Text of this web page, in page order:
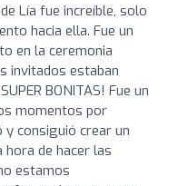
Lía fue increíble, solo
hacia ella. Fue un
en la ceremonia
invitados estaban
BONITAS! Fue un
momentos por
y consiguió crear un
de hacer las
estamos